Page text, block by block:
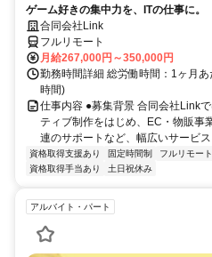
ゲーム好きの集中力を、ITの仕事に。
合同会社Link
フルリモート
月給267,000円～350,000円
勤務時間詳細 総労働時間：1ヶ月
時間)
仕事内容 ●募集背景 合同会社Link
ティブ制作をはじめ、EC・物販事
連のサポートなど、幅広いサービ
資格取得支援あり 固定時間制 フルリモート
資格取得手当あり
土日祝休み
アルバイト・パート